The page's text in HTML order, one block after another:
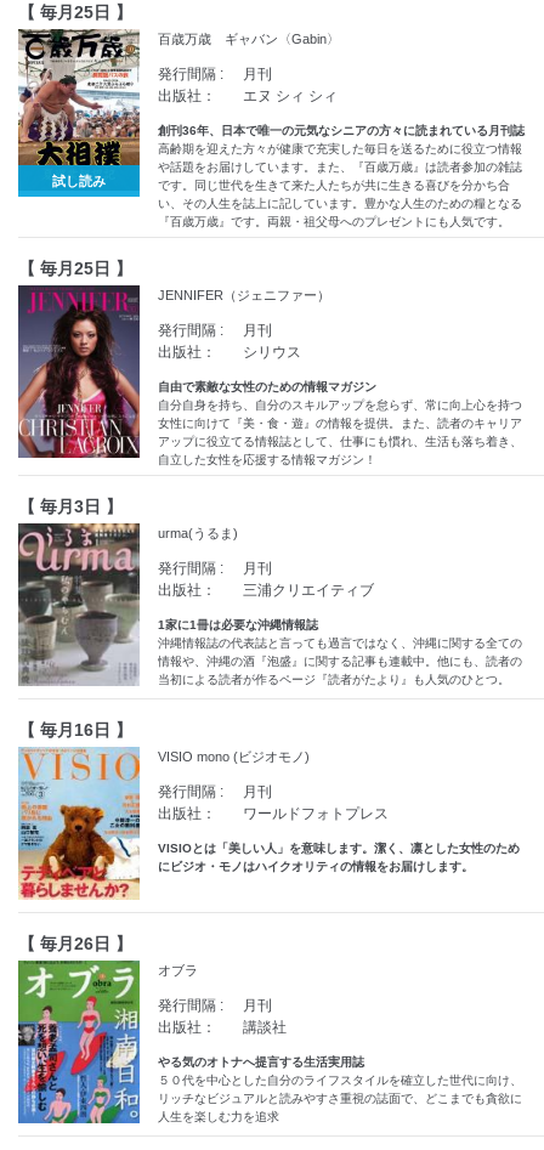
【 毎月25日 】
試し読み
百歳万歳 ギャバン〈Gabin〉
発行間隔 :
月刊
出版社：
エヌ シィ シィ
創刊36年、日本で唯一の元気なシニアの方々に読まれている月刊誌
高齢期を迎えた方々が健康で充実した毎日を送るために役立つ情報
や話題をお届けしています。また、『百歳万歳』は読者参加の雑誌
です。同じ世代を生きて来た人たちが共に生きる喜びを分かち合
い、その人生を誌上に記しています。豊かな人生のための糧となる
『百歳万歳』です。両親・祖父母へのプレゼントにも人気です。
【 毎月25日 】
JENNIFER（ジェニファー）
発行間隔 :
月刊
出版社：
シリウス
自由で素敵な女性のための情報マガジン
自分自身を持ち、自分のスキルアップを怠らず、常に向上心を持つ
女性に向けて『美・食・遊』の情報を提供。また、読者のキャリア
アップに役立てる情報誌として、仕事にも慣れ、生活も落ち着き、
自立した女性を応援する情報マガジン！
【 毎月3日 】
urma(うるま)
発行間隔 :
月刊
出版社：
三浦クリエイティブ
1家に1冊は必要な沖縄情報誌
沖縄情報誌の代表誌と言っても過言ではなく、沖縄に関する全ての
情報や、沖縄の酒『泡盛』に関する記事も連載中。他にも、読者の
当初による読者が作るページ『読者がたより』も人気のひとつ。
【 毎月16日 】
VISIO mono (ビジオモノ)
発行間隔 :
月刊
出版社：
ワールドフォトプレス
VISIOとは「美しい人」を意味します。潔く、凛とした女性のため
にビジオ・モノはハイクオリティの情報をお届けします。
【 毎月26日 】
オブラ
発行間隔 :
月刊
出版社：
講談社
やる気のオトナへ提言する生活実用誌
５０代を中心とした自分のライフスタイルを確立した世代に向け、
リッチなビジュアルと読みやすさ重視の誌面で、どこまでも貪欲に
人生を楽しむ力を追求